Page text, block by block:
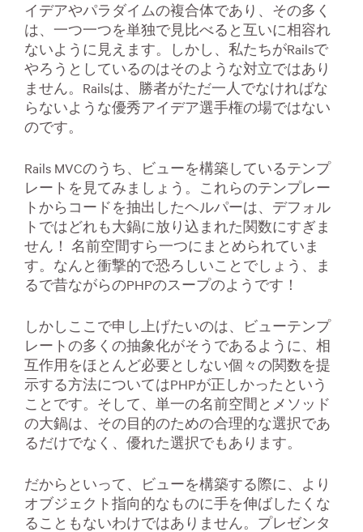
イデアやパラダイムの複合体であり、その多く
は、一つ一つを単独で見比べると互いに相容れ
ないように見えます。しかし、私たちがRailsで
やろうとしているのはそのような対立ではあり
ません。Railsは、勝者がただ一人でなければな
らないような優秀アイデア選手権の場ではない
のです。
Rails MVCのうち、ビューを構築しているテンプ
レートを見てみましょう。これらのテンプレー
トからコードを抽出したヘルパーは、デフォル
トではどれも大鍋に放り込まれた関数にすぎま
せん！ 名前空間すら一つにまとめられていま
す。なんと衝撃的で恐ろしいことでしょう、ま
るで昔ながらのPHPのスープのようです！
しかしここで申し上げたいのは、ビューテンプ
レートの多くの抽象化がそうであるように、相
互作用をほとんど必要としない個々の関数を提
示する方法についてはPHPが正しかったという
ことです。そして、単一の名前空間とメソッド
の大鍋は、その目的のための合理的な選択であ
るだけでなく、優れた選択でもあります。
だからといって、ビューを構築する際に、より
オブジェクト指向的なものに手を伸ばしたくな
ることもないわけではありません。プレゼンタ